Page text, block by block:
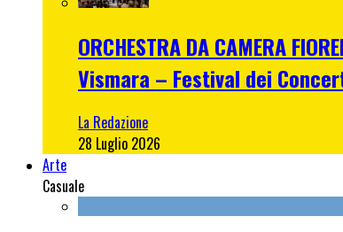
ORCHESTRA DA CAMERA
Vismara – Festival dei
La Redazione
28 Luglio 2026
Arte
Casuale